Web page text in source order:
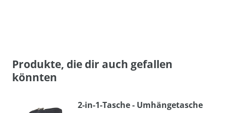
Produkte, die dir auch gefallen
könnten
2-in-1-Tasche - Umhängetasche